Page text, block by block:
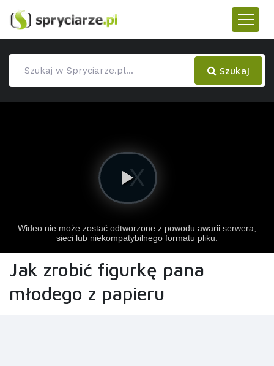
Szukaj
Jak zrobić figurkę pana
młodego z papieru